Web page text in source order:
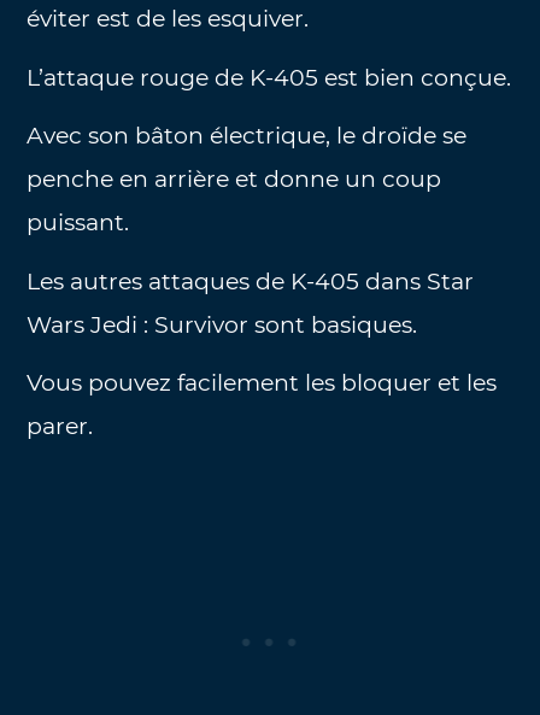
éviter est de les esquiver.
L’attaque rouge de K-405 est bien conçue.
Avec son bâton électrique, le droïde se
penche en arrière et donne un coup
puissant.
Les autres attaques de K-405 dans Star
Wars Jedi : Survivor sont basiques.
Vous pouvez facilement les bloquer et les
parer.